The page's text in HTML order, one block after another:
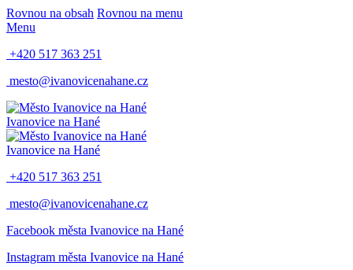
Rovnou na obsah Rovnou na menu
Menu
+420 517 363 251
mesto@ivanovicenahane.cz
Ivanovice na Hané
Ivanovice na Hané
+420 517 363 251
mesto@ivanovicenahane.cz
Facebook města Ivanovice na Hané
Instagram města Ivanovice na Hané